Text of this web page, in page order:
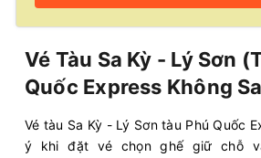
Vé Tàu Sa Kỳ - Lý Sơn
Quốc Express Không
Vé tàu Sa Kỳ - Lý Sơn tàu Phú Quốc
ý khi đặt vé chọn ghế giữ chỗ